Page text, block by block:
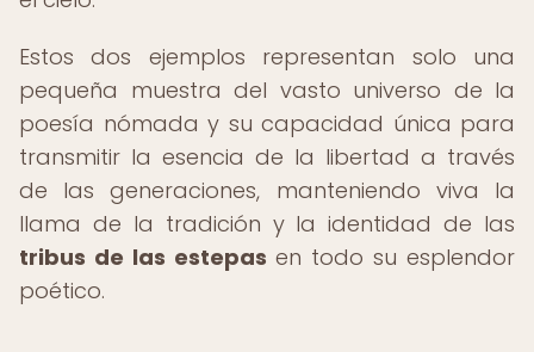
Estos dos ejemplos representan solo una
pequeña muestra del vasto universo de la
poesía nómada y su capacidad única para
transmitir la esencia de la libertad a través
de las generaciones, manteniendo viva la
llama de la tradición y la identidad de las
tribus de las estepas en todo su esplendor
poético.